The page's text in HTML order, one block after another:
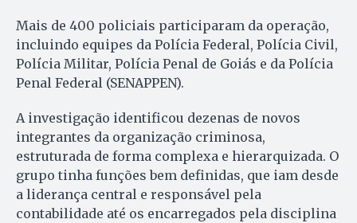
Mais de 400 policiais participaram da operação,
incluindo equipes da Polícia Federal, Polícia Civil,
Polícia Militar, Polícia Penal de Goiás e da Polícia
Penal Federal (SENAPPEN).
A investigação identificou dezenas de novos
integrantes da organização criminosa,
estruturada de forma complexa e hierarquizada. O
grupo tinha funções bem definidas, que iam desde
a liderança central e responsável pela
contabilidade até os encarregados pela disciplina